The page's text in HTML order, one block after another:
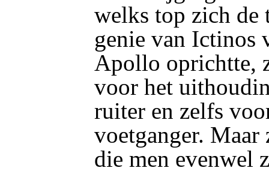
welks top zich de
genie van Ictinos
Apollo oprichtte,
voor het
ruiter en zelfs
voetganger.
die men evenwel